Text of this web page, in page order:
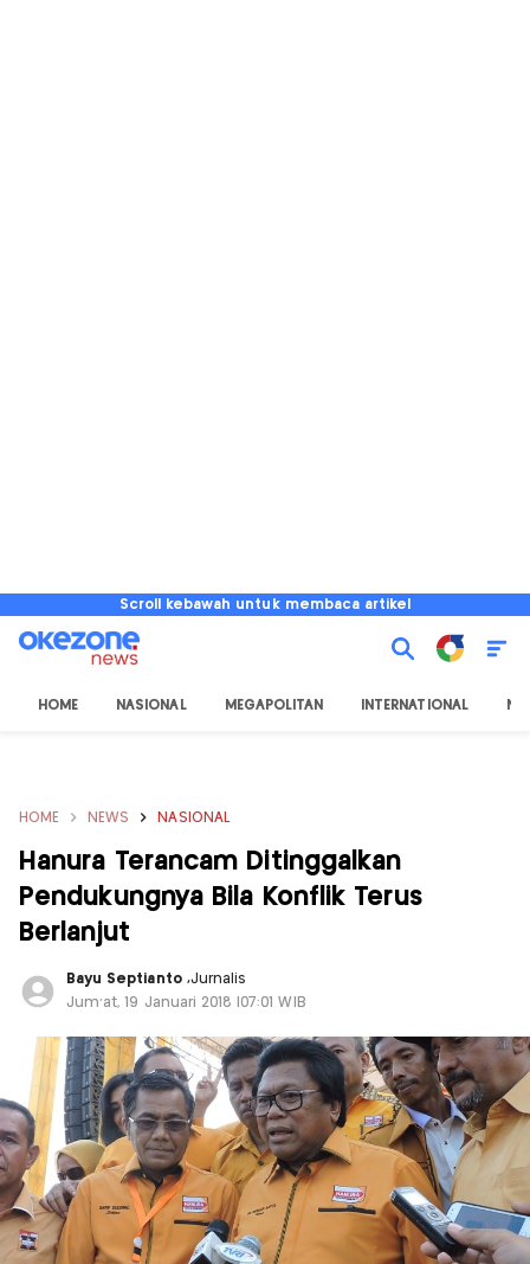
Scroll kebawah untuk membaca artikel
HOME NASIONAL MEGAPOLITAN INTERNATIONAL
HOME NEWS NASIONAL
Hanura Terancam Ditinggalkan
Pendukungnya Bila Konflik Terus
Berlanjut
Bayu Septianto ,Jurnalis
Jum'at, 19 Januari 2018 |07:01 WIB